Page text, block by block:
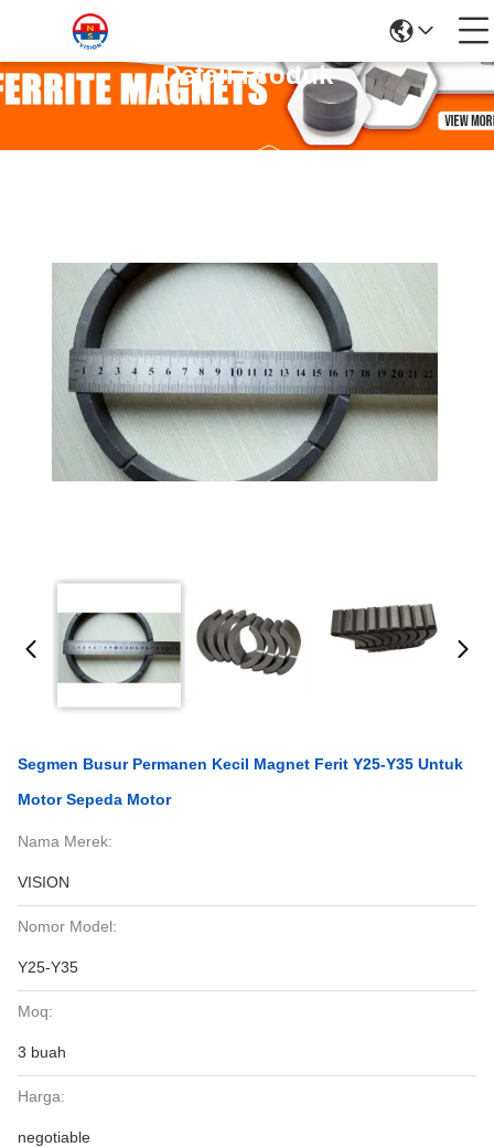
Detail Produk
Segmen Busur Permanen Kecil Magnet Ferit Y25-Y35 Untuk
Motor Sepeda Motor
Nama Merek:
VISION
Nomor Model:
Y25-Y35
Moq:
3 buah
Harga:
negotiable